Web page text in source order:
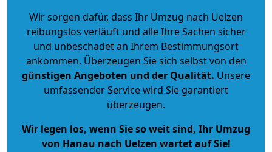
Wir sorgen dafür, dass Ihr Umzug nach Uelzen
reibungslos verläuft und alle Ihre Sachen sicher
und unbeschadet an Ihrem Bestimmungsort
ankommen. Überzeugen Sie sich selbst von den
günstigen Angeboten und der Qualität. Unsere
umfassender Service wird Sie garantiert
überzeugen.
Wir legen los, wenn Sie so weit sind, Ihr Umzug
von Hanau nach Uelzen wartet auf Sie!